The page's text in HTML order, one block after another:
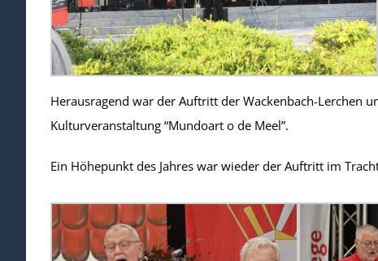
Herausragend war der Auftritt der Wackenbach-Lerchen
Kulturveranstaltung “Mundoart o de Meel”.
Ein Höhepunkt des Jahres war wieder der Auftritt im